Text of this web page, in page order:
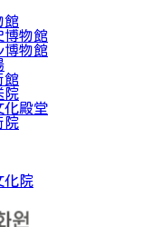
館
博物館
博物館
館
院
化殿堂
院
化院